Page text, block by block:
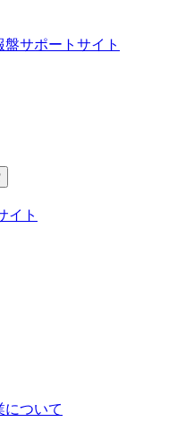
サポートサイト
イト
について